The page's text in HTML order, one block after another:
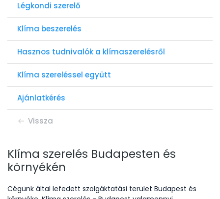
Légkondi szerelő
Klíma beszerelés
Hasznos tudnivalók a klímaszerelésről
Klíma szereléssel együtt
Ajánlatkérés
Vissza
Klíma szerelés Budapesten és
környékén
Cégünk által lefedett szolgáktatási terület Budapest és